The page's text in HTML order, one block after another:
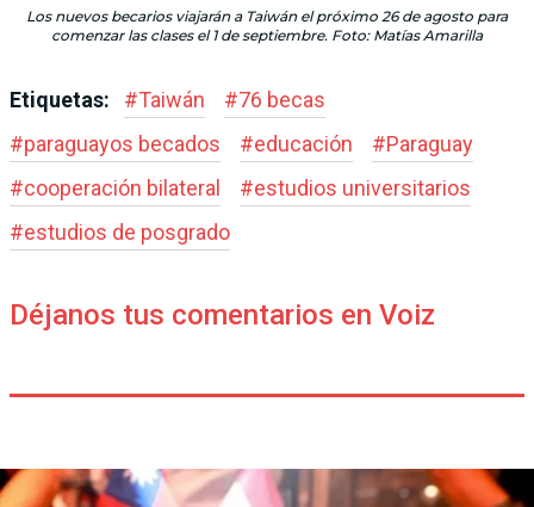
Los nuevos becarios viajarán a Taiwán el próximo 26 de agosto para
comenzar las clases el 1 de septiembre. Foto: Matías Amarilla
Etiquetas: #Taiwán #76 becas
#paraguayos becados #educación #Paraguay
#cooperación bilateral #estudios universitarios
#estudios de posgrado
Déjanos tus comentarios en Voiz